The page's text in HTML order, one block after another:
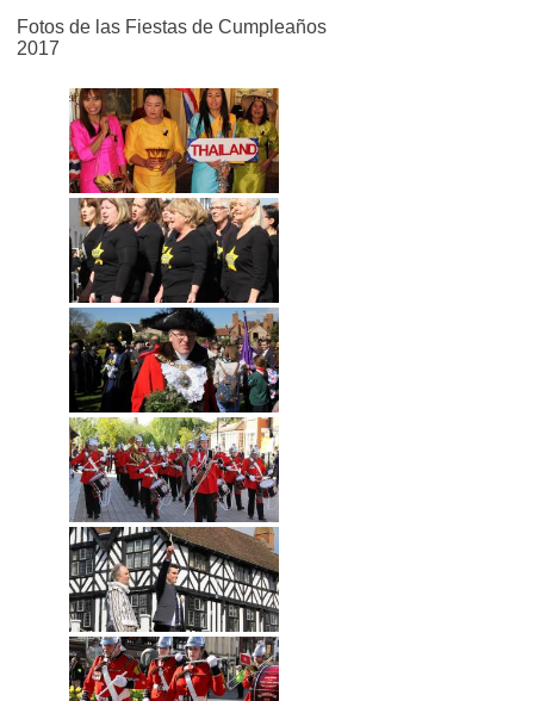
Fotos de las Fiestas de Cumpleaños
2017